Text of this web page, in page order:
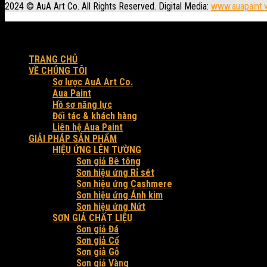
2024 © AuA Art Co. All Rights Reserved. Digital Media:
TRANG CHỦ
VỀ CHÚNG TÔI
Sơ lược AuA Art Co.
Aua Paint
Hồ sơ năng lực
Đối tác & khách hàng
Liên hệ Aua Paint
GIẢI PHÁP SẢN PHẨM
HIỆU ỨNG LÊN TƯỜNG
Sơn giả Bê tông
Sơn hiệu ứng Rỉ sét
Sơn hiệu ứng Cashmere
Sơn hiệu ứng Ánh kim
Sơn hiệu ứng Nứt
SƠN GIẢ CHẤT LIỆU
Sơn giả Đá
Sơn giả Cổ
Sơn giả Gỗ
Sơn giả Vàng